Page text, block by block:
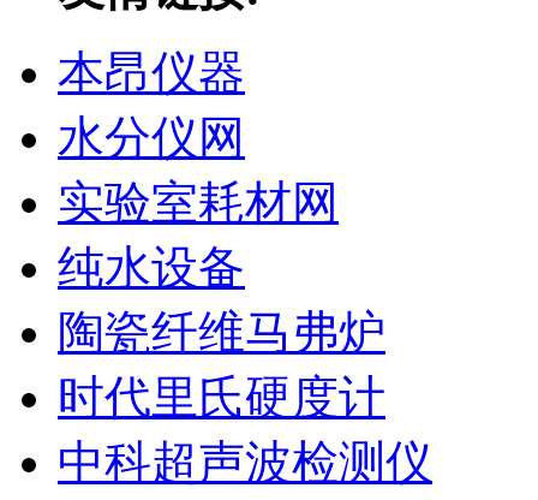
本昂仪器
水分仪网
实验室耗材网
纯水设备
陶瓷纤维马弗炉
时代里氏硬度计
中科超声波检测仪